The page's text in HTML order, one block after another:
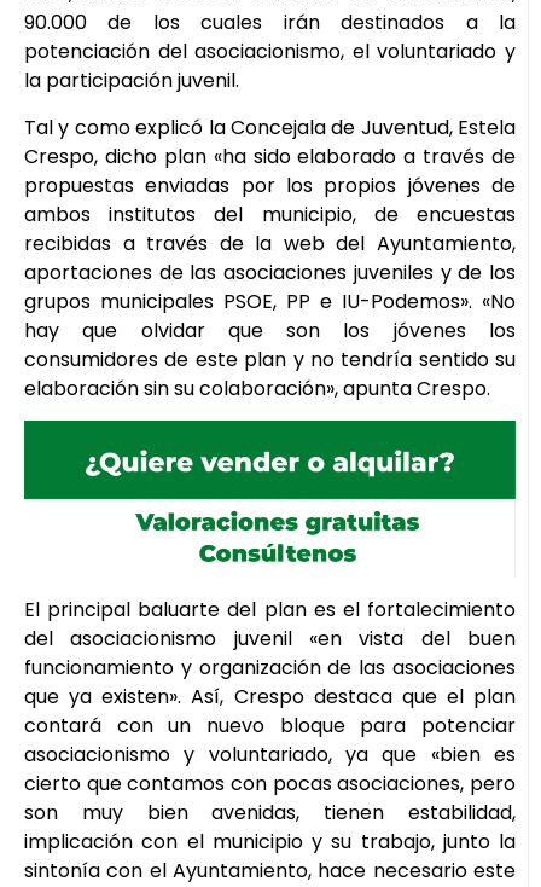
90.000 de los cuales irán destinados a la
potenciación del asociacionismo, el voluntariado y
la participación juvenil.
Tal y como explicó la Concejala de Juventud, Estela
Crespo, dicho plan «ha sido elaborado a través de
propuestas enviadas por los propios jóvenes de
ambos institutos del municipio, de encuestas
recibidas a través de la web del Ayuntamiento,
aportaciones de las asociaciones juveniles y de los
grupos municipales PSOE, PP e IU-Podemos». «No
hay que olvidar que son los jóvenes los
consumidores de este plan y no tendría sentido su
elaboración sin su colaboración», apunta Crespo.
El principal baluarte del plan es el fortalecimiento
del asociacionismo juvenil «en vista del buen
funcionamiento y organización de las asociaciones
que ya existen». Así, Crespo destaca que el plan
contará con un nuevo bloque para potenciar
asociacionismo y voluntariado, ya que «bien es
cierto que contamos con pocas asociaciones, pero
son muy bien avenidas, tienen estabilidad,
implicación con el municipio y su trabajo, junto la
sintonía con el Ayuntamiento, hace necesario este